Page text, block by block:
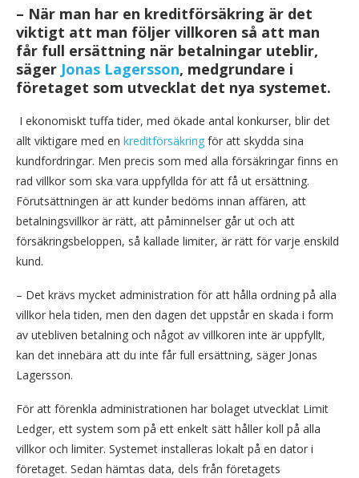
– När man har en kreditförsäkring är det
viktigt att man följer villkoren så att man
får full ersättning när betalningar uteblir,
säger Jonas Lagersson, medgrundare i
företaget som utvecklat det nya systemet.
I ekonomiskt tuffa tider, med ökade antal konkurser, blir det
allt viktigare med en kreditförsäkring för att skydda sina
kundfordringar. Men precis som med alla försäkringar finns en
rad villkor som ska vara uppfyllda för att få ut ersättning.
Förutsättningen är att kunder bedöms innan affären, att
betalningsvillkor är rätt, att påminnelser går ut och att
försäkringsbeloppen, så kallade limiter, är rätt för varje enskild
kund.
– Det krävs mycket administration för att hålla ordning på alla
villkor hela tiden, men den dagen det uppstår en skada i form
av utebliven betalning och något av villkoren inte är uppfyllt,
kan det innebära att du inte får full ersättning, säger Jonas
Lagersson.
För att förenkla administrationen har bolaget utvecklat Limit
Ledger, ett system som på ett enkelt sätt håller koll på alla
villkor och limiter. Systemet installeras lokalt på en dator i
företaget. Sedan hämtas data, dels från företagets